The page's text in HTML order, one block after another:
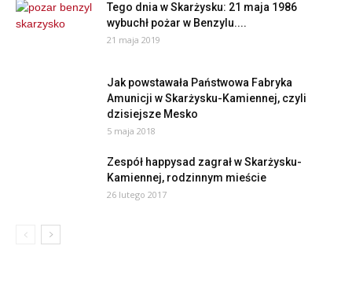
Tego dnia w Skarżysku: 21 maja 1986
wybuchł pożar w Benzylu....
21 maja 2019
Jak powstawała Państwowa Fabryka
Amunicji w Skarżysku-Kamiennej, czyli
dzisiejsze Mesko
5 maja 2018
Zespół happysad zagrał w Skarżysku-
Kamiennej, rodzinnym mieście
26 lutego 2017